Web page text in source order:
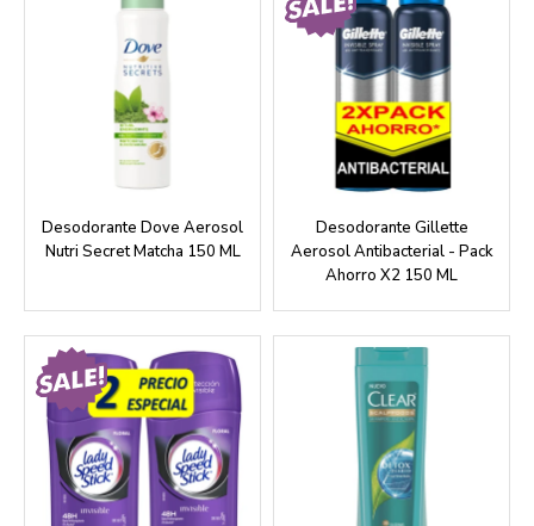
Desodorante Dove Aerosol
Nutri Secret Matcha 150 ML
Desodorante Gillette
Aerosol Antibacterial - Pack
Ahorro X2 150 ML